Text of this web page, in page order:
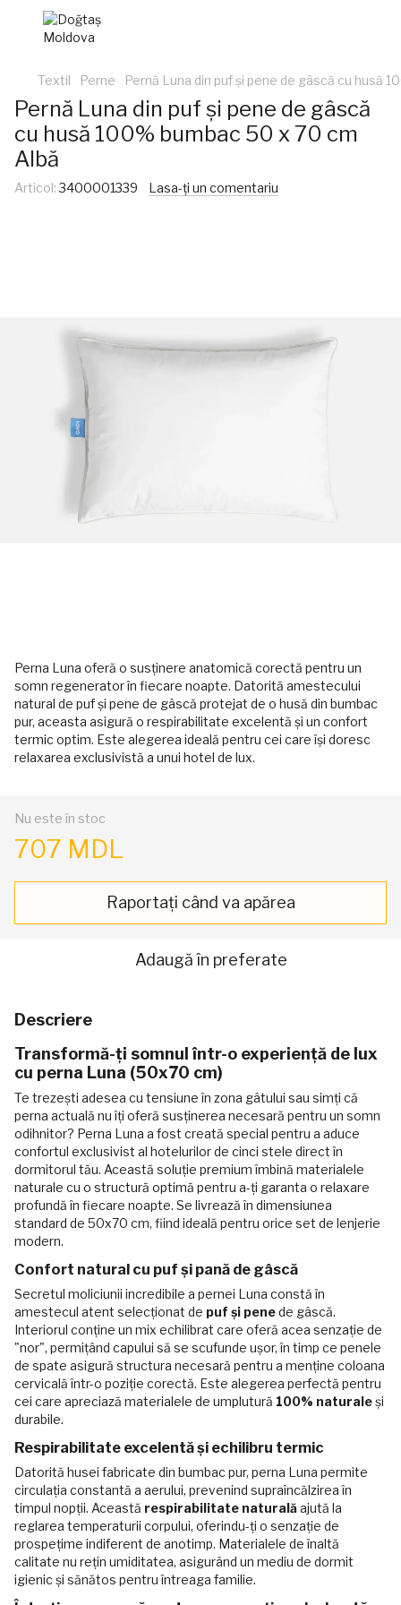
Textil Perne Pernă Luna din puf și pene de gâscă cu husă
Pernă Luna din puf și pene de gâscă
cu husă 100% bumbac 50 x 70 cm
Albă
Articol:3400001339 Lasa-ți un comentariu
Perna Luna oferă o susținere anatomică corectă pentru un
somn regenerator în fiecare noapte. Datorită amestecului
natural de puf și pene de gâscă protejat de o husă din bumbac
pur, aceasta asigură o respirabilitate excelentă și un confort
termic optim. Este alegerea ideală pentru cei care își doresc
relaxarea exclusivistă a unui hotel de lux.
Nu este în stoc
707 MDL
Raportați când va apărea
Adaugă în preferate
Descriere
Transformă-ți somnul într-o experiență de lux
cu perna Luna (50x70 cm)
Te trezești adesea cu tensiune în zona gâtului sau simți că
perna actuală nu îți oferă susținerea necesară pentru un somn
odihnitor? Perna Luna a fost creată special pentru a aduce
confortul exclusivist al hotelurilor de cinci stele direct în
dormitorul tău. Această soluție premium îmbină materialele
naturale cu o structură optimă pentru a-ți garanta o relaxare
profundă în fiecare noapte. Se livrează în dimensiunea
standard de 50x70 cm, fiind ideală pentru orice set de lenjerie
modern.
Confort natural cu puf și pană de gâscă
Secretul moliciunii incredibile a pernei Luna constă în
amestecul atent selecționat de puf și penede gâscă.
Interiorul conține un mix echilibrat care oferă acea senzație de
"nor", permițând capului să se scufunde ușor, în timp ce penele
de spate asigură structura necesară pentru a menține coloana
cervicală într-o poziție corectă. Este alegerea perfectă pentru
cei care apreciază materialele de umplutură 100% naturaleși
durabile.
Respirabilitate excelentă și echilibru termic
Datorită husei fabricate din bumbac pur, perna Luna permite
circulația constantă a aerului, prevenind supraîncălzirea în
timpul nopții. Această respirabilitate naturalăajută la
reglarea temperaturii corpului, oferindu-ți o senzație de
prospețime indiferent de anotimp. Materialele de înaltă
calitate nu rețin umiditatea, asigurând un mediu de dormit
igienic și sănătos pentru întreaga familie.